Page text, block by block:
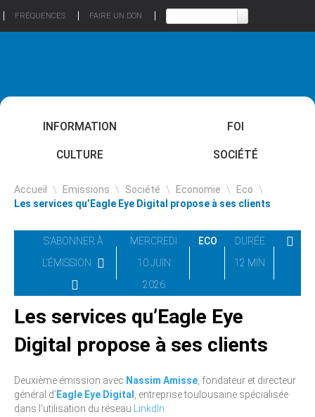
FRÉQUENCES FAIRE UN DON
INFORMATION FOI
CULTURE SOCIÉTÉ
Accueil \ Emissions \ Société \ Economie \ Eco \
Les services qu’Eagle Eye Digital propose à ses clients
S'ABONNER À
L'ÉMISSION
MERCREDI
10 JUIN
2026
ECO
DURÉE
12 MIN
Les services qu’Eagle Eye
Digital propose à ses clients
Deuxième émission avec Nassim Amisse , fondateur et directeur
général d’ Eagle Eye Digital
, entreprise toulousaine spécialisée
dans l’utilisation du réseau
LinkdIn